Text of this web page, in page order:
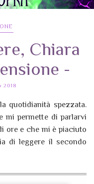
Chiara
-
2018
quotidianità spezzata.
mi permette di parlarvi
ore e che mi è piaciuto
di leggere il secondo